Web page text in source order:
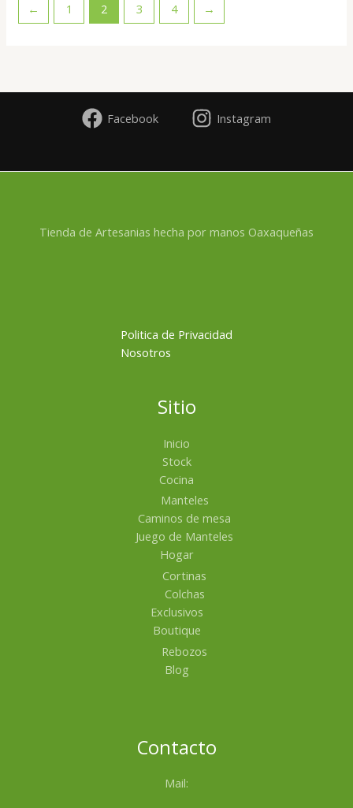
← 1 2 3 4 →
Facebook Instagram
Tienda de Artesanias hecha por manos Oaxaqueñas
Politica de Privacidad
Nosotros
Sitio
Inicio
Stock
Cocina
Manteles
Caminos de mesa
Juego de Manteles
Hogar
Cortinas
Colchas
Exclusivos
Boutique
Rebozos
Blog
Contacto
Mail: